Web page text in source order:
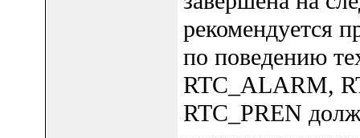
рекомендуется
по поведению
RTC_ALARM,
RTC_PREN